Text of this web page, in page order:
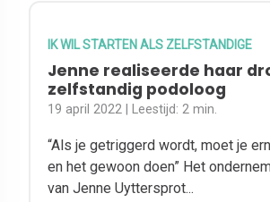
IK WIL STARTEN ALS ZELFSTANDIGE
Jenne realiseerde haar
zelfstandig podoloog
19 april 2022 | Leestijd:2 min.
“Als je getriggerd wordt, moet je
en het gewoon doen” Het
van Jenne Uyttersprot...